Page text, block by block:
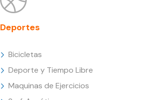
Deportes
Bicicletas
Deporte y Tiempo Libre
Maquinas de Ejercicios